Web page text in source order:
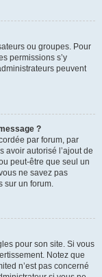
ou groupes. Pour
permissions s’y
peuvent
?
par forum, par
avoir autorisé l’ajout de
peut-être que seul un
ne savez pas
sur un forum.
pour son site. Si vous
Notez que
n’est pas concerné